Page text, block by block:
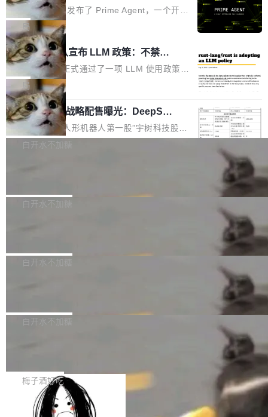
r Day）将在杭州启航。活动面向智能硬件产业
链企业和开发者，邀请行业专家与资深技术顾
问，围绕开源鸿蒙技术能力、设备适配、芯片适
配、功耗与稳定性调优、兼容性测评及统一互联
等内容展开系统讲解和实战交流，帮助企业进一
步了解开源鸿蒙在智能...
opilot coding agent 全部受影响。从检测到完全
恢复，大约 12 小时。 这是 2026 年 8 月的第六
起事故，其中四起与 AI/Copilot 服务相关。 Git
Hub 员工 kdaigle 在 HN 讨论中贴出了一组数
据：2025 年全年 10 亿次 commit。现在，每周
2.75 亿次，全年预计 140 亿次。GitHub...
进的编程 Agent，ARC-AGI 3 超越人类
专家基线
Prime Intellect 发布了 Prime Agent，一个开源
的编程 Agent Harness，核心设计围绕两个抽
象：Recursive Language Model（RLM）和 C
ontinual Harness。在 ARC-AGI 3 基准测试
上，Prime Agent + Opus 5 的组合达到了 95.
5% RHAE Best@1，超过了 ARC 报告的人类专
家基线 95.4%。 不是又一个 coding agent 包装
器 Prime Agent 的架构和市面上大多数 coding
agent 有本质区别。大多数 agent harness 的设
计是基于早期模型的能力—...
局
Rust 项目团队宣布 LLM 政策：不禁
止，但你要承认哪些代码不是你写的
Rust 语言项目正式通过了一项 LLM 使用政策，
覆盖 rust-lang/rust 单一仓库的代码贡献。这不
是项目级别的官方立场，目前由五个团队采纳，
但它可能是主流开源项目中关于 AI 辅助贡献最
细致的一份规则。 政策的核心只有一句话：LLM
可以用来分析、提炼、审阅、建议，但不能用来
不得生成涉及安全性的关键变更，除非作者本身
局
宇树科技 IPO 战略配售曝光：DeepSe
ek 获配 93.3 万股，锁定 36 个月
8月6日晚间，“人形机器人第一股”宇树科技股份
有限公司披露IPO发行价格及战略配售结果，杭
36个月。 公告显示，本次宇树科技战略配售对
员工参与设立的专项资产管理计划。其中，Dee
获配9...
白开水不加糖
Bug fixes and enhancements 修复多次传递同
一个回归问题，该问题导致拉取镜像时会拒绝包
题，该问题可能导致在旧版 Linux 内核...
白开水不加糖
e 孵化器项目管理委员会（IPMC）投票中获得
P）！这一里程碑不仅标志着 Fluss 迈入新的发
白开水不加糖
长期停止内容更新，未能实现其作为“AI版维基百
提交的编辑请求也长期处于待处理状态。 Groki
pedia 于去年底上线，定位为由人工智能生成内
容的百科平台，被马斯克视为传统众包百科网站
白开水不加糖
是这样的：配 MessageSource 的 Bean、写 R
eloadableResourceBundleMessageSource、
声明 LocaleResolver、注册 LocaleChangeInt
梅子酒好吃